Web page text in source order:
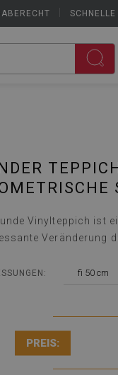
Vinylteppich ist
Veränderung
fi 50 cm
PREIS: